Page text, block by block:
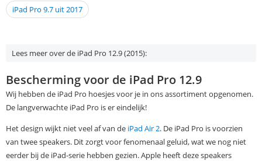
je bezorgd.
iPad Pro 9.7 uit 2017
Lees meer over de iPad Pro 12.9 (2015):
Bescherming voor de iPad Pro 12.9
Wij hebben de iPad Pro hoesjes voor je in ons assortiment opgenomen.
De langverwachte iPad Pro is er eindelijk!
Het design wijkt niet veel af van de iPad Air 2. De iPad Pro is voorzien
van twee speakers. Dit zorgt voor fenomenaal geluid, wat we nog niet
eerder bij de iPad-serie hebben gezien. Apple heeft deze speakers